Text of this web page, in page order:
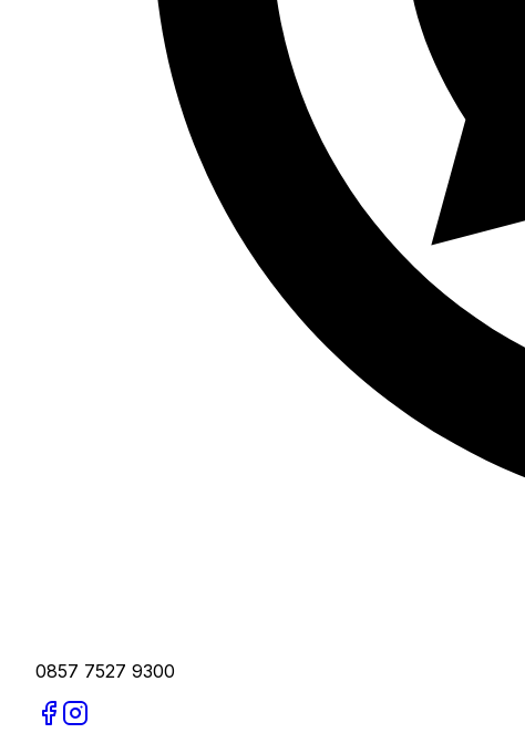
0857 7527 9300